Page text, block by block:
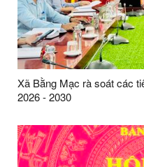
Xã Bằng Mạc rà soát các
2026 - 2030